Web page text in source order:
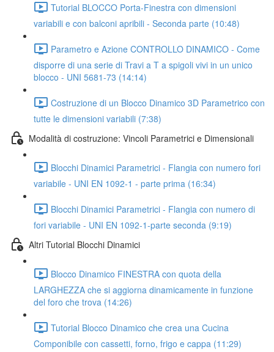
Tutorial BLOCCO Porta-Finestra con dimensioni
variabili e con balconi apribili - Seconda parte (10:48)
Parametro e Azione CONTROLLO DINAMICO - Come
disporre di una serie di Travi a T a spigoli vivi in un unico
blocco - UNI 5681-73 (14:14)
Costruzione di un Blocco Dinamico 3D Parametrico con
tutte le dimensioni variabili (7:38)
Modalità di costruzione: Vincoli Parametrici e Dimensionali
Blocchi Dinamici Parametrici - Flangia con numero fori
variabile - UNI EN 1092-1 - parte prima (16:34)
Blocchi Dinamici Parametrici - Flangia con numero di
fori variabile - UNI EN 1092-1-parte seconda (9:19)
Altri Tutorial Blocchi Dinamici
Blocco Dinamico FINESTRA con quota della
LARGHEZZA che si aggiorna dinamicamente in funzione
del foro che trova (14:26)
Tutorial Blocco Dinamico che crea una Cucina
Componibile con cassetti, forno, frigo e cappa (11:29)